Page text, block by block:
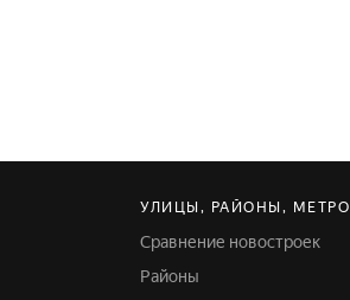
УЛИЦЫ, РАЙОНЫ, МЕТРО
Сравнение новостроек
Районы